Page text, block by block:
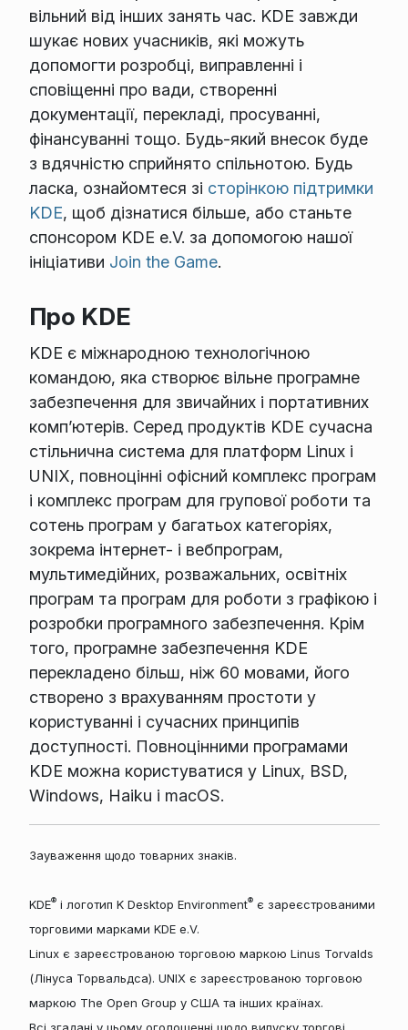
вільний від інших занять час. KDE завжди
шукає нових учасників, які можуть
допомогти розробці, виправленні і
сповіщенні про вади, створенні
документації, перекладі, просуванні,
фінансуванні тощо. Будь-який внесок буде
з вдячністю сприйнято спільнотою. Будь
ласка, ознайомтеся зі сторінкою підтримки
KDE, щоб дізнатися більше, або станьте
спонсором KDE e.V. за допомогою нашої
ініціативи Join the Game.
Про KDE
KDE є міжнародною технологічною
командою, яка створює вільне програмне
забезпечення для звичайних і портативних
комп’ютерів. Серед продуктів KDE сучасна
стільнична система для платформ Linux і
UNIX, повноцінні офісний комплекс програм
і комплекс програм для групової роботи та
сотень програм у багатьох категоріях,
зокрема інтернет- і вебпрограм,
мультимедійних, розважальних, освітніх
програм та програм для роботи з графікою і
розробки програмного забезпечення. Крім
того, програмне забезпечення KDE
перекладено більш, ніж 60 мовами, його
створено з врахуванням простоти у
користуванні і сучасних принципів
доступності. Повноцінними програмами
KDE можна користуватися у Linux, BSD,
Windows, Haiku і macOS.
Зауваження щодо товарних знаків.
KDE®і логотип K Desktop Environment®є зареєстрованими
торговими марками KDE e.V.
Linux є зареєстрованою торговою маркою Linus Torvalds
(Лінуса Торвальдса). UNIX є зареєстрованою торговою
маркою The Open Group у США та інших країнах.
Всі згадані у цьому оголошенні щодо випуску торгові